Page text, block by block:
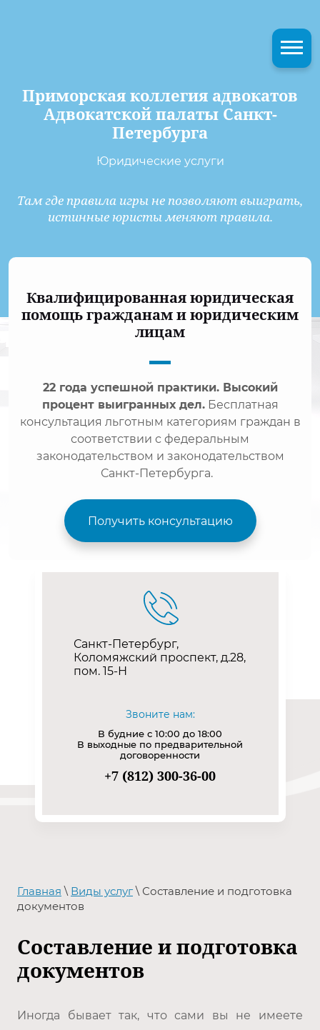
Приморская коллегия адвокатов
Адвокатской палаты Санкт-
Петербурга
Юридические услуги
Там где правила игры не позволяют выиграть,
истинные юристы меняют правила.
Квалифицированная юридическая
помощь гражданам и юридическим
лицам
22 года успешной практики. Высокий
процент выигранных дел.Бесплатная
консультация льготным категориям граждан в
соответствии с федеральным
законодательством и законодательством
Санкт-Петербурга.
Получить консультацию
Санкт-Петербург,
Коломяжский проспект, д.28,
пом. 15-Н
Звоните нам:
В будние с 10:00 до 18:00
В выходные по предварительной
договоренности
+7 (812) 300-36-00
Главная \ Виды услуг\ Составление и подготовка
документов
Составление и подготовка
документов
Иногда бывает так, что сами вы не имеете